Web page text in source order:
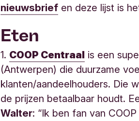
nieuwsbrief en deze lijst is
Eten
1. COOP Centraal is een
(Antwerpen) die duurzame
klanten/aandeelhouders. Die
de prijzen betaalbaar houdt.
Walter: “Ik ben fan van